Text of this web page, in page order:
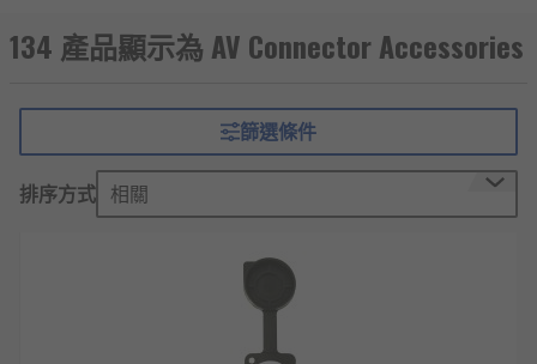
134 產品顯示為 AV Connector Accessories
篩選條件
排序方式 相關